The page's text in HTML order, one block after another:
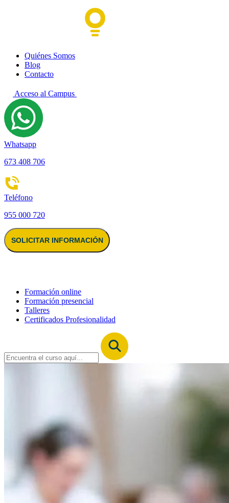
Quiénes Somos
Blog
Contacto
Acceso al Campus
Whatsapp
673 408 706
Teléfono
955 000 720
SOLICITAR INFORMACIÓN
Formación online
Formación presencial
Talleres
Certificados Profesionalidad